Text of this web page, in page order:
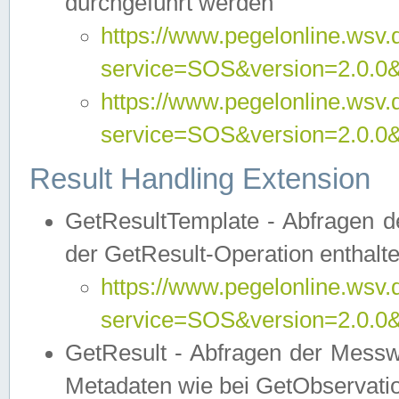
https://
https://
Result Handling Extension
GetResultTemplate - Abfragen
der GetResult-Operation
https://
GetResult - Abfragen der
Metadaten wie bei